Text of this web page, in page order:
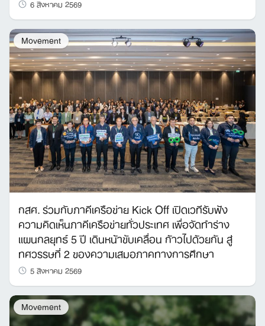
6 สิงหาคม 2569
Movement
กสศ. ร่วมกับภาคีเครือข่าย Kick Off เปิดเวทีรับฟัง
ความคิดเห็นภาคีเครือข่ายทั่วประเทศ เพื่อจัดทำร่าง
แผนกลยุทธ์ 5 ปี เดินหน้าขับเคลื่อน ก้าวไปด้วยกัน สู่
ทศวรรษที่ 2 ของความเสมอภาคทางการศึกษา
5 สิงหาคม 2569
Movement